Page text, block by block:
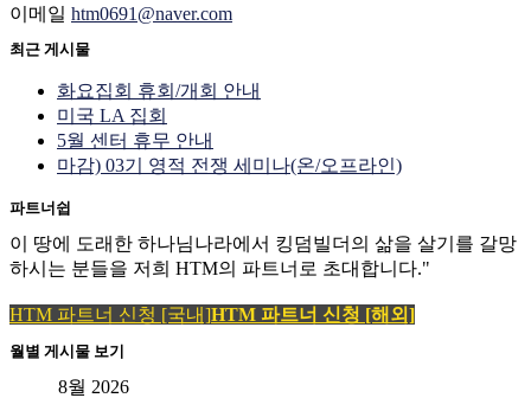
이메일 htm0691@naver.com
최근 게시물
화요집회 휴회/개회 안내
미국 LA 집회
5월 센터 휴무 안내
마감) 03기 영적 전쟁 세미나(온/오프라인)
파트너쉽
이 땅에 도래한 하나님나라에서 킹덤빌더의 삶을 살기를 갈망
하시는 분들을 저희 HTM의 파트너로 초대합니다."
HTM 파트너 신청 [국내]HTM 파트너 신청 [해외]
월별 게시물 보기
8월 2026